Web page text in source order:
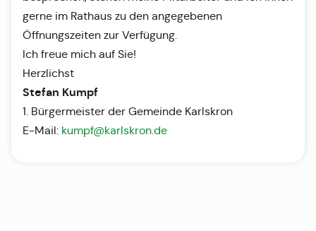
gerne im Rathaus zu den angegebenen
Öffnungszeiten zur Verfügung.
Ich freue mich auf Sie!
Herzlichst
Stefan Kumpf
1. Bürgermeister der Gemeinde Karlskron
E-Mail: kumpf@karlskron.de